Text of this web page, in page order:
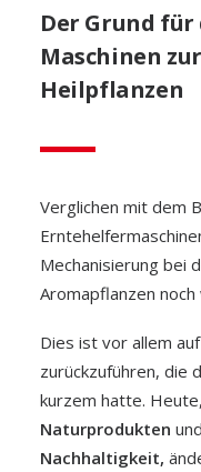
Der Grund
Maschinen
Heilpflanzen
Verglichen mit dem
Mechanisierung bei
Aromapflanzen
Dies ist vor allem
zurückzuführen, die
kurzem hatte.
Naturprodukten
Nachhaltigkeit,